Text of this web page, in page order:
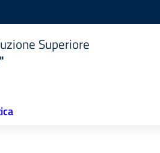
Superiore